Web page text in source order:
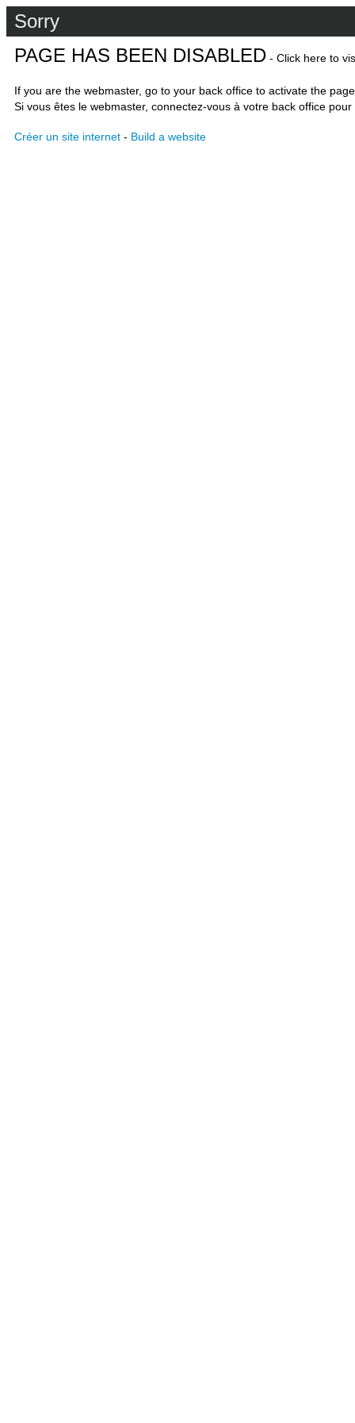
Sorry
PAGE HAS BEEN DISABLED - Click here to
If you are the webmaster, go to your back office to activate the
Si vous êtes le webmaster, connectez-vous à votre back office
Créer un site internet - Build a website